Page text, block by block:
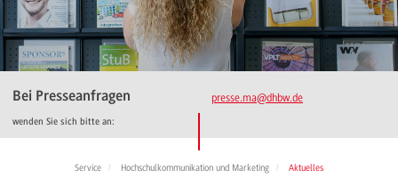
Bei Presseanfragen
wenden Sie sich bitte an:
presse.ma@dhbw.de
Service Hochschulkommunikation und Marketing Aktuelles